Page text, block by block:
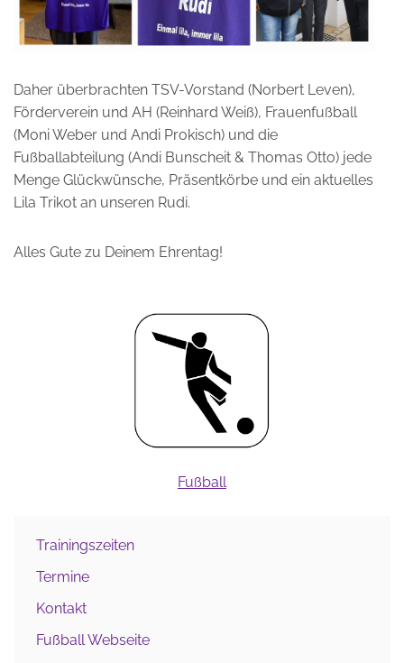
Daher überbrachten TSV-Vorstand (Norbert Leven),
Förderverein und AH (Reinhard Weiß), Frauenfußball
(Moni Weber und Andi Prokisch) und die
Fußballabteilung (Andi Bunscheit & Thomas Otto) jede
Menge Glückwünsche, Präsentkörbe und ein aktuelles
Lila Trikot an unseren Rudi.
Alles Gute zu Deinem Ehrentag!
Fußball
Trainingszeiten
Termine
Kontakt
Fußball Webseite